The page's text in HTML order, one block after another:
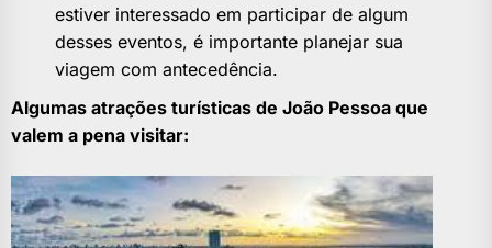
estiver interessado em participar de algum
desses eventos, é importante planejar sua
viagem com antecedência.
Algumas atrações turísticas de João Pessoa que
valem a pena visitar: